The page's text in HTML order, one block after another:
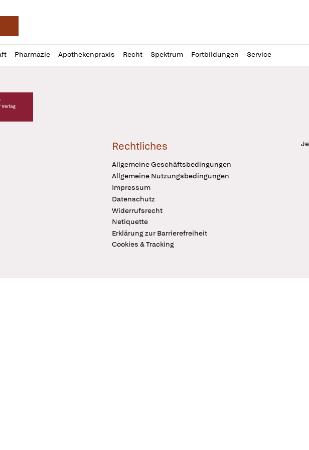
Pharmazie Apothekenpraxis Recht Spektrum Fortbildungen Service
Verlag Logo
Rechtliches
Allgemeine Geschäftsbedingungen
Allgemeine Nutzungsbedingungen
Impressum
Datenschutz
Widerrufsrecht
Netiquette
Erklärung zur Barrierefreiheit
Cookies & Tracking